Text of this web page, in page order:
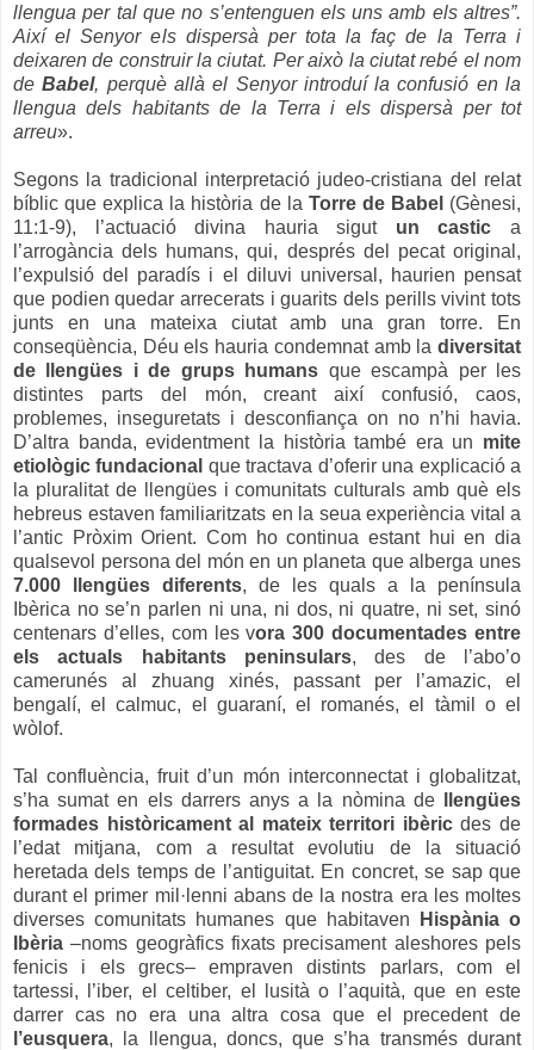
llengua per tal que no s’entenguen els uns amb els altres”.
Així el Senyor els dispersà per tota la faç de la Terra i
deixaren de construir la ciutat. Per això la ciutat rebé el nom
deBabel, perquè allà el Senyor introduí la confusió en la
llengua dels habitants de la Terra i els dispersà per tot
arreu».
Segons la tradicional interpretació judeo-cristiana del relat
bíblic que explica la història de la Torre de Babel (Gènesi,
11:1-9), l’actuació divina hauria sigut un castic a
l’arrogància dels humans, qui, després del pecat original,
l’expulsió del paradís i el diluvi universal, haurien pensat
que podien quedar arrecerats i guarits dels perills vivint tots
junts en una mateixa ciutat amb una gran torre. En
conseqüència, Déu els hauria condemnat amb la diversitat
de llengües i de grups humans que escampà per les
distintes parts del món, creant així confusió, caos,
problemes, inseguretats i desconfiança on no n’hi havia.
D’altra banda, evidentment la història també era un mite
etiològic fundacional que tractava d’oferir una explicació a
la pluralitat de llengües i comunitats culturals amb què els
hebreus estaven familiaritzats en la seua experiència vital a
l’antic Pròxim Orient. Com ho continua estant hui en dia
qualsevol persona del món en un planeta que alberga unes
7.000 llengües diferents, de les quals a la península
Ibèrica no se’n parlen ni una, ni dos, ni quatre, ni set, sinó
centenars d’elles, com les vora 300 documentades entre
els actuals habitants peninsulars, des de l’abo’o
camerunés al zhuang xinés, passant per l’amazic, el
bengalí, el calmuc, el guaraní, el romanés, el tàmil o el
wòlof.
Tal confluència, fruit d’un món interconnectat i globalitzat,
s’ha sumat en els darrers anys a la nòmina de
llengües
formades històricament al mateix territori ibèricdes de
l’edat mitjana, com a resultat evolutiu de la situació
heretada dels temps de l’antiguitat. En concret, se sap que
durant el primer mil·lenni abans de la nostra era les moltes
diverses comunitats humanes que habitaven
Hispània o
Ibèria –noms geogràfics fixats precisament aleshores pels
fenicis i els grecs– empraven distints parlars, com el
tartessi, l’iber, el celtiber, el lusità o l’aquità, que en este
darrer cas no era una altra cosa que el precedent de
l’eusquera, la llengua, doncs, que s’ha transmés durant